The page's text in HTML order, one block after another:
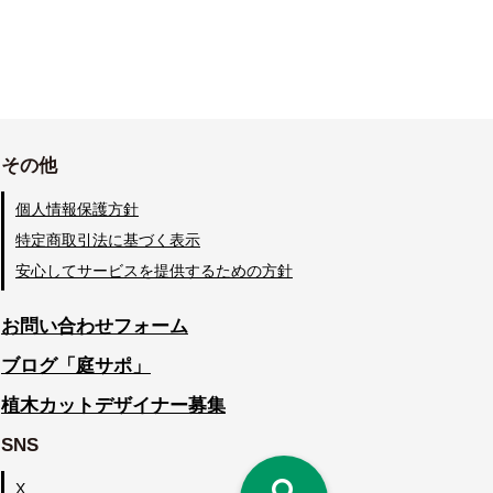
その他
個人情報保護方針
特定商取引法に基づく表示
安心してサービスを提供するための方針
お問い合わせフォーム
ブログ「庭サポ」
植木カットデザイナー募集
SNS
X